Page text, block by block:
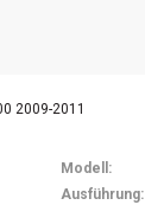
2009-2011
Modell:
Ausführung: